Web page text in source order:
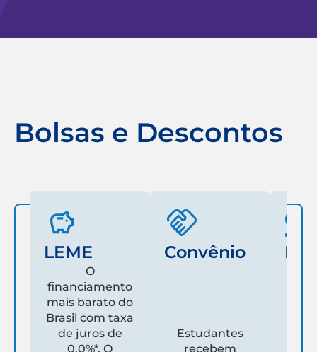
Bolsas e Descontos
LEME
O
financiamento
mais barato do
Brasil com taxa
de juros de
0,0%*. O
Convênio
Estudantes
recebem